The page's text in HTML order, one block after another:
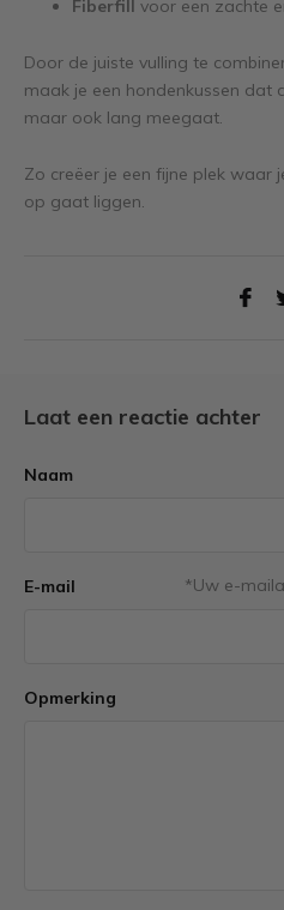
Fiberfill voor een zachte
Door de juiste vulling te
maak je een hondenkussen dat
maar ook lang meegaat.
Zo creëer je een fijne plek waar
op gaat liggen.
Laat een reactie achter
Naam
E-mail *Uw e-
Opmerking